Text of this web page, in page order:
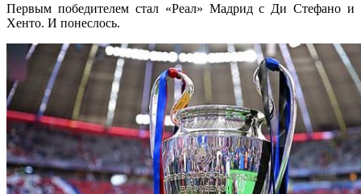
Первым победителем стал «Реал» Мадрид с Ди Стефано и
Хенто. И понеслось.